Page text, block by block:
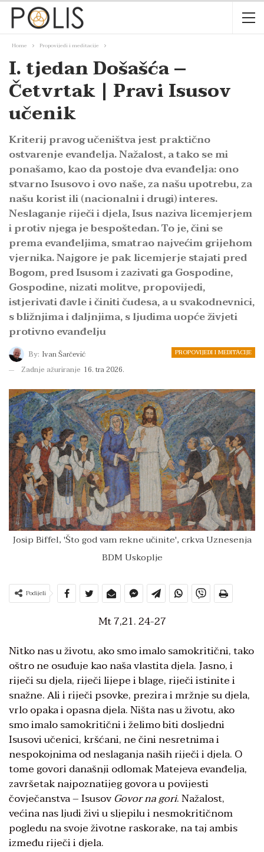
Home Propovijedi i meditacije
I. tjedan Došašća –
Četvrtak | Pravi Isusov
učenik
Kriterij pravog učeništva jest praktično
ostvarenje evanđelja. Nažalost, a tako se mi
ponašamo, kao da postoje dva evanđelja: ono
stvarno Isusovo i ovo naše, za našu upotrebu, za
našu korist ili (nacionalni i drugi) interes.
Neslaganje riječi i djela, Isus naziva licemjerjem
i protiv njega je bespoštedan. To je, čini se
prema evanđeljima, smatrao najvećim grijehom
vjernika. Najgore je pak licemjerje stajati pred
Bogom, pred Isusom i zazivati ga Gospodine,
Gospodine, nizati molitve, propovijedi,
istjerivati đavle i činiti čudesa, a u svakodnevnici,
s bližnjima i daljnjima, s ljudima uopće živjeti
protivno evanđelju
PROPOVIJEDI I MEDITACIJE
By: Ivan Šarčević
Zadnje ažuriranje 16. tra 2026.
Josip Biffel, 'Što god vam rekne učinite', crkva Uznesenja
BDM Uskoplje
Podijeli
Mt 7,21. 24-27
Nitko nas u životu, ako smo imalo samokritični, tako
oštro ne osuđuje kao naša vlastita djela. Jasno, i
riječi su djela, riječi lijepe i blage, riječi istinite i
snažne. Ali i riječi psovke, prezira i mržnje su djela,
vrlo opaka i opasna djela. Ništa nas u životu, ako
smo imalo samokritični i želimo biti dosljedni
Isusovi učenici, kršćani, ne čini nesretnima i
nespokojnima od neslaganja naših riječi i djela. O
tome govori današnji odlomak Matejeva evanđelja,
završetak najpoznatijeg govora u povijesti
čovječanstva – Isusov Govor na gori. Nažalost,
većina nas ljudi živi u sljepilu i nesmokritičnom
pogledu na svoje životne raskorake, na taj ambis
između riječi i djela.